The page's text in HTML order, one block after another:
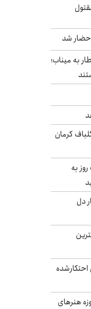
شد
به میناب؛
گلباف کرمان
به
آواتار دل
احتکارشده
هنرهای